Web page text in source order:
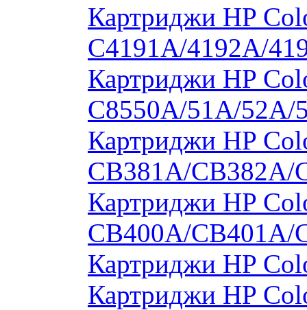
Картриджи HP
C4191A/4192A/
Картриджи HP
C8550A/51A/
Картриджи HP
CB381A/CB382A/
Картриджи HP
CB400A/CB401A/
Картриджи HP
Картриджи HP